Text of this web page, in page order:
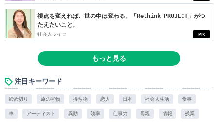
PR
視点を変えれば、世の中は変わる。「Rethink PROJECT」がつ
たえたいこと。
社会人ライフ
もっと見る
注目キーワード
締め切り 旅の宝物 持ち物 恋人 日本 社会人生活 食事
車 アーティスト 異動 効率 仕事力 母親 情報 残業